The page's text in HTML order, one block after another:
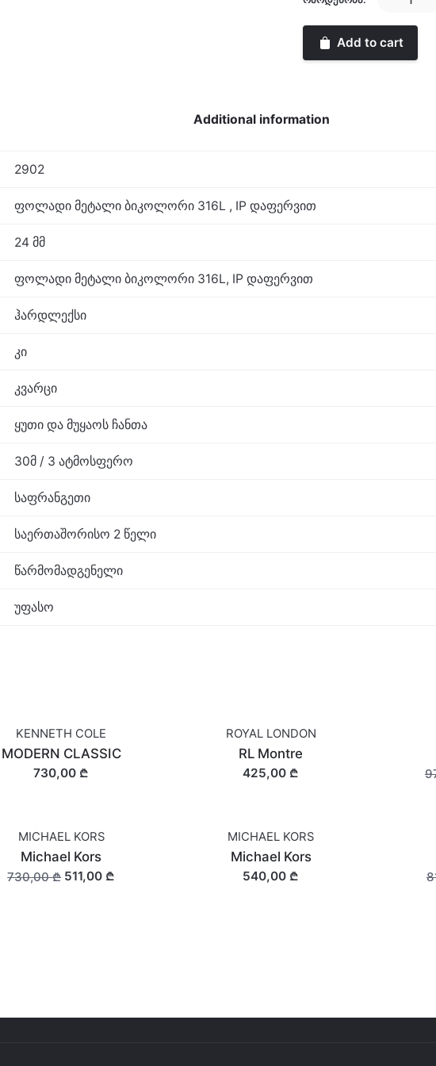
Add to cart
Additional information
2902
ფოლადი მეტალი ბიკოლორი 316L , IP დაფერვით
24 მმ
ფოლადი მეტალი ბიკოლორი 316L, IP დაფერვით
ჰარდლექსი
კი
კვარცი
ყუთი და მუყაოს ჩანთა
30მ / 3 ატმოსფერო
საფრანგეთი
საერთაშორისო 2 წელი
წარმომადგენელი
უფასო
KENNETH COLE
MODERN CLASSIC
730,00 ₾
ROYAL LONDON
RL Montre
425,00 ₾
SALEMICHAEL KORS
Michael Kors
730,00 ₾511,00 ₾
MICHAEL KORS
Michael Kors
540,00 ₾